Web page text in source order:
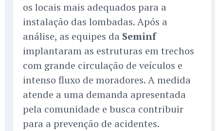
os locais mais adequados para a
instalação das lombadas. Após a
análise, as equipes da Seminf
implantaram as estruturas em trechos
com grande circulação de veículos e
intenso fluxo de moradores. A medida
atende a uma demanda apresentada
pela comunidade e busca contribuir
para a prevenção de acidentes.